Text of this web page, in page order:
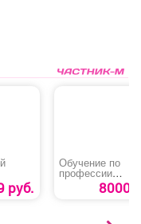
руб.
Обучение по
профессии
«Кладовщик»
8000